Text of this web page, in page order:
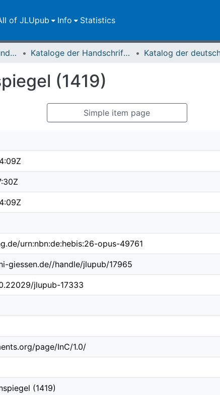
of JLUpub Info Statistics
Dokumente zur JLU und ihren Sammlungen Kataloge der Handschriften der Universitätsbibliothek
(1419)
Simple item page
urn:nbn:de:hebis:26-opus-49761
giessen.de//handle/jlupub/17965
jlupub-17333
page/InC/1.0/
(1419)